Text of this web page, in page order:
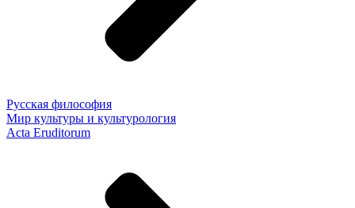
Русская философия
Мир культуры и культурология
Acta Eruditorum